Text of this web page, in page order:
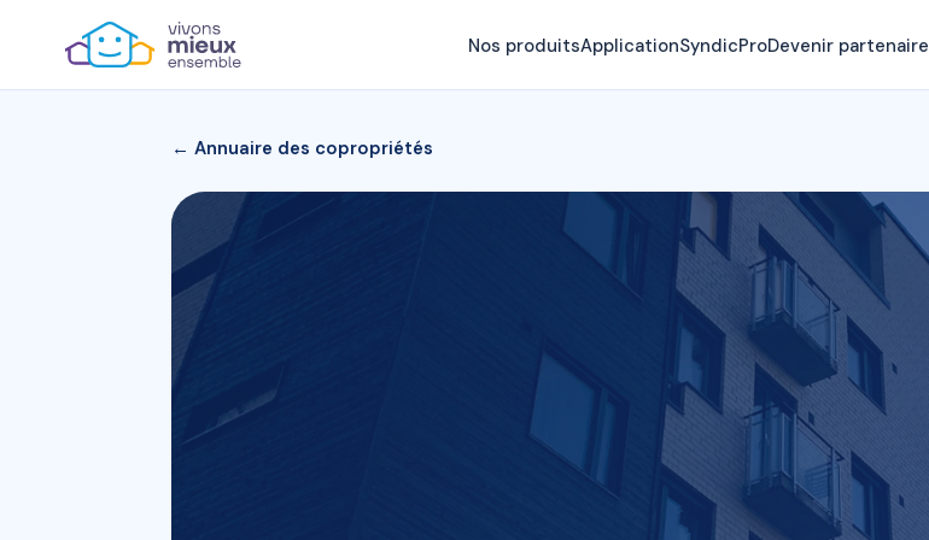
Nos produitsApplicationSyndicProDevenir partenaire
← Annuaire des copropriétés